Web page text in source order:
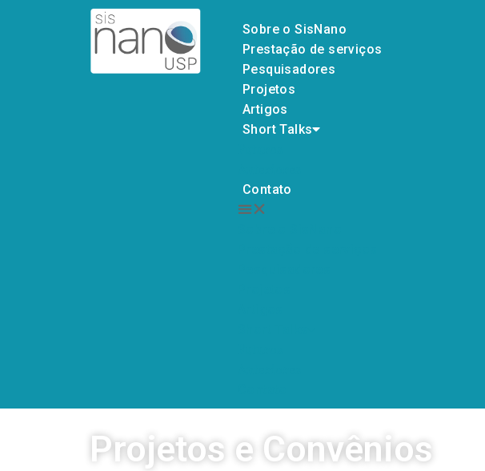
Sobre o SisNano
Prestação de serviços
Pesquisadores
Projetos
Artigos
Short Talks
Contato
Projetos e Convênios